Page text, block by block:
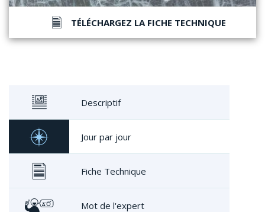
TÉLÉCHARGEZ LA FICHE TECHNIQUE
Descriptif
Jour par jour
Fiche Technique
Mot de l'expert